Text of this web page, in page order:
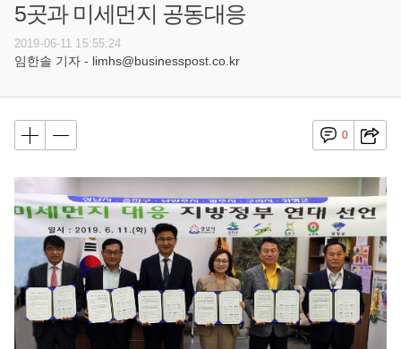
5곳과 미세먼지 공동대응
2019-06-11 15:55:24
임한솔 기자 - limhs@businesspost.co.kr
0